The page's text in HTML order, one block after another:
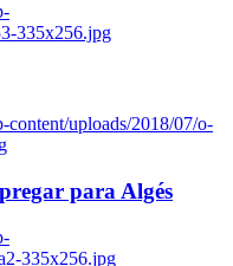
335x256.jpg
uploads/2018/07/o-
para Algés
335x256.jpg